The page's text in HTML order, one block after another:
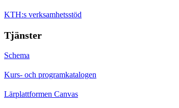
KTH:s verksamhetsstöd
Tjänster
Schema
Kurs- och programkatalogen
Lärplattformen Canvas